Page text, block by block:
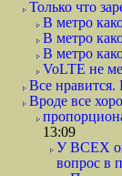
Только что
В метро
В метро
В метро
VoLTE не
Все нравится.
Вроде все
13:09
У ВСЕХ
вопрос в